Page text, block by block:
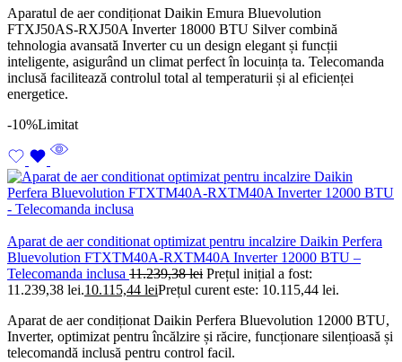
Aparatul de aer condiționat Daikin Emura Bluevolution
FTXJ50AS-RXJ50A Inverter 18000 BTU Silver combină
tehnologia avansată Inverter cu un design elegant și funcții
inteligente, asigurând un climat perfect în locuința ta. Telecomanda
inclusă facilitează controlul total al temperaturii și al eficienței
energetice.
-10%Limitat
Aparat de aer conditionat optimizat pentru incalzire Daikin Perfera
Bluevolution FTXTM40A-RXTM40A Inverter 12000 BTU –
Telecomanda inclusa 11.239,38lei Prețul inițial a fost:
11.239,38 lei.10.115,44 leiPrețul curent este: 10.115,44 lei.
Aparat de aer condiționat Daikin Perfera Bluevolution 12000 BTU,
Inverter, optimizat pentru încălzire și răcire, funcționare silențioasă și
telecomandă inclusă pentru control facil.